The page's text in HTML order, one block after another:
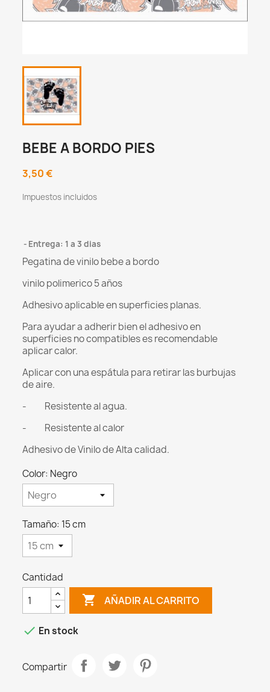
BEBE A BORDO PIES
3,50 €
Impuestos incluidos
Entrega: 1 a 3 dias
Pegatina de vinilo bebe a bordo
vinilo polimerico 5 años
Adhesivo aplicable en superficies planas.
Para ayudar a adherir bien el adhesivo en
superficies no compatibles es recomendable
aplicar calor.
Aplicar con una espátula para retirar las burbujas
de aire.
- Resistente al agua.
- Resistente al calor
Adhesivo de Vinilo de Alta calidad.
Color: Negro
Tamaño: 15 cm
Cantidad
 AÑADIR AL CARRITO
 En stock
Compartir